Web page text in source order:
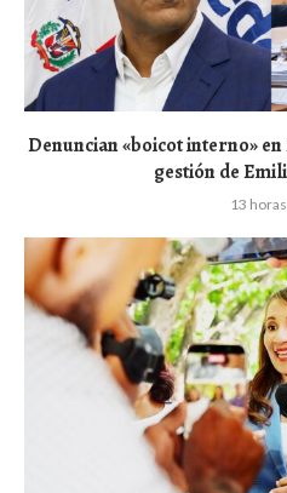
Denuncian «boicot interno»
gestión de
13